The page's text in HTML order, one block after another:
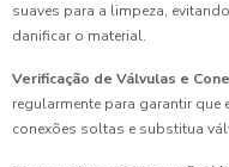
suaves para a limpeza,
danificar o material.
Verificação de Válvulas e
regularmente para garantir que
conexões soltas e substitua